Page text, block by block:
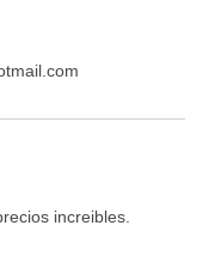
increibles.